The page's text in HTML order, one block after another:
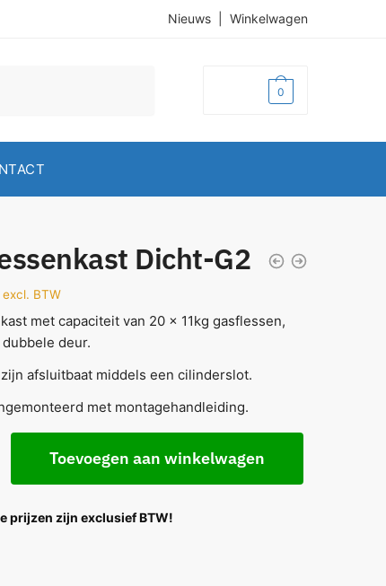
Nieuws Winkelwagen
0
Dicht-G2
excl. BTW
met capaciteit van 20 x 11kg gasflessen,
deur.
afsluitbaat middels een cilinderslot.
met montagehandleiding.
Toevoegen aan winkelwagen
prijzen zijn exclusief BTW!